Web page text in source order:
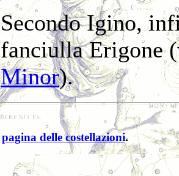
Secondo Igino,
fanciulla Erigone
Minor).
pagina delle costellazioni.